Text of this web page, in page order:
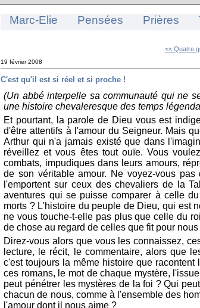
Marc-Elie Pensées Prières
<< Quatre
19 février 2008
C'est qu'il est si réel et si proche !
(Un abbé interpelle sa communauté qui ne
une histoire chevaleresque des temps
Et pourtant, la parole de Dieu vous est
d'être attentifs à l'amour du Seigneur. Mais
Arthur qui n'a jamais existé que dans
réveillez et vous êtes tout ouïe. Vous
combats, impudiques dans leurs amours,
de son véritable amour. Ne voyez-vous
l'emportent sur ceux des cheva­liers de la
aventures qui se puisse comparer à celle
morts ? L'histoire du peuple de Dieu, qui est
ne vous touche-t-elle pas plus que celle du
de chose au regard de celles que fit pour
Direz-vous alors que vous les connaissez,
lecture, le récit, le commentaire, alors que
c'est toujours la même histoire que
ces romans, le mot de chaque mystère,
peut pénétrer les mystères de la foi ? Qui
chacun de nous, comme à l'ensemble des
l'amour dont il nous aime ?